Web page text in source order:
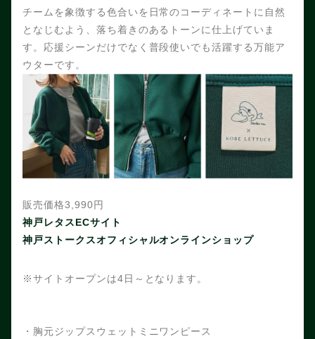
チームを象徴する色合いを日常のコーディネートに自然
となじむよう、落ち着きのあるトーンに仕上げていま
す。応援シーンだけでなく普段使いでも活躍する万能ア
ウターです。
販売価格3,990円
神戸レタスECサイト
神戸ストークスオフィシャルオンラインショップ
※サイトオープンは4日～となります。
・胸元ジップスウェットミニワンピース